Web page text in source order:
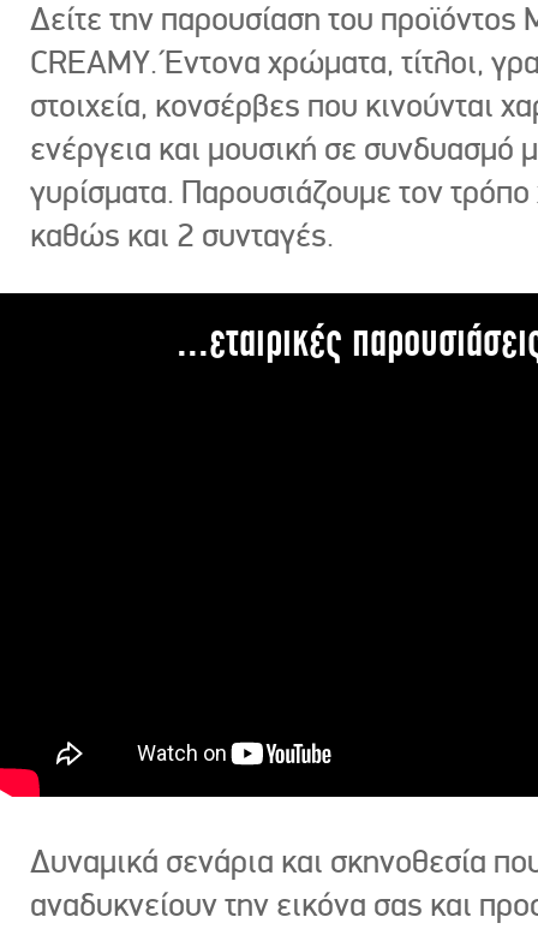
Δείτε την παρουσίαση του προϊόντος
CREAMY. Έντονα χρώματα, τίτλοι,
στοιχεία, κονσέρβες που κινούνται
ενέργεια και μουσική σε συνδυασμό
γυρίσματα. Παρουσιάζουμε τον
καθώς και 2 συνταγές.
...εταιρικές
Δυναμικά σενάρια και σκηνοθεσία
αναδυκνείουν την εικόνα σας και